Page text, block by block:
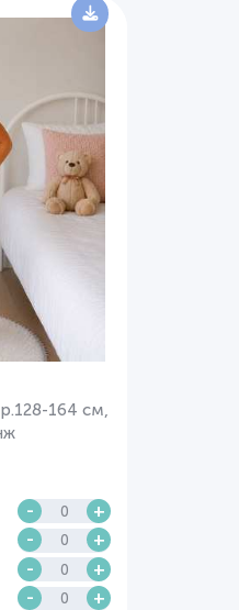
164 см,
- +
- +
- +
- +